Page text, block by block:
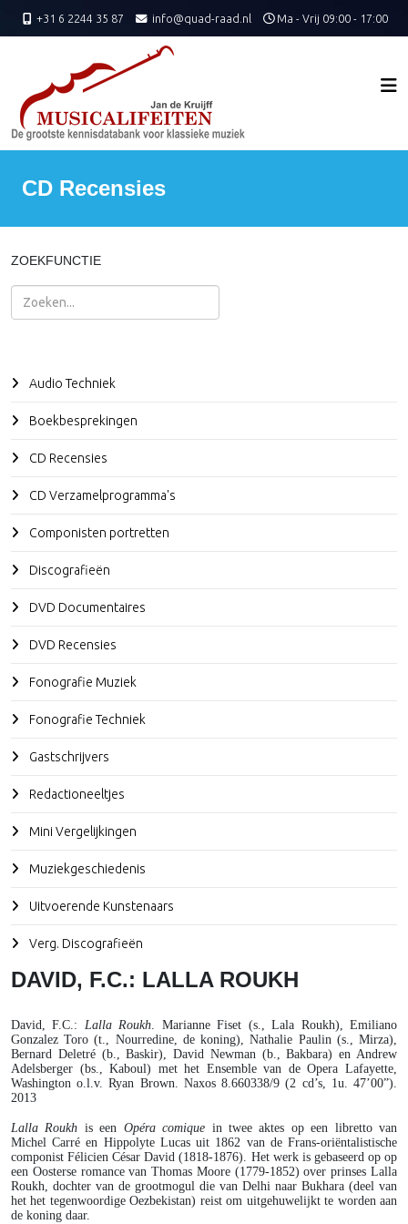
+31 6 2244 35 87 info@quad-raad.nl Ma - Vrij 09:00 - 17:00
CD Recensies
ZOEKFUNCTIE
Zoeken
Audio Techniek
Boekbesprekingen
CD Recensies
CD Verzamelprogramma's
Componisten portretten
Discografieën
DVD Documentaires
DVD Recensies
Fonografie Muziek
Fonografie Techniek
Gastschrijvers
Redactioneeltjes
Mini Vergelijkingen
Muziekgeschiedenis
Uitvoerende Kunstenaars
Verg. Discografieën
DAVID, F.C.: LALLA ROUKH
David, F.C.: Lalla Roukh. Marianne Fiset (s., Lala Roukh), Emiliano
Gonzalez Toro (t., Nourredine, de koning), Nathalie Paulin (s., Mirza),
Bernard Deletré (b., Baskir), David Newman (b., Bakbara) en Andrew
Adelsberger (bs., Kaboul) met het Ensemble van de Opera Lafayette,
Washington o.l.v. Ryan Brown. Naxos 8.660338/9 (2 cd’s, 1u. 47’00”).
2013
Lalla Roukh is een Opéra comique in twee aktes op een libretto van
Michel Carré en Hippolyte Lucas uit 1862 van de Frans-oriëntalistische
componist Félicien César David (1818-1876). Het werk is gebaseerd op op
een Oosterse romance van Thomas Moore (1779-1852) over prinses Lalla
Roukh, dochter van de grootmogul die van Delhi naar Bukhara (deel van
het het tegenwoordige Oezbekistan) reist om uitgehuwelijkt te worden aan
de koning daar.